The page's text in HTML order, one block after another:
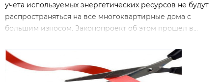
учета используемых энергетических ресурсов не будут
распространяться на все многоквартирные дома с
большим износом. Законопроект об этом прошел в...